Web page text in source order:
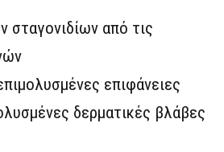
από τις
επιφάνειες
δερματικές βλάβες